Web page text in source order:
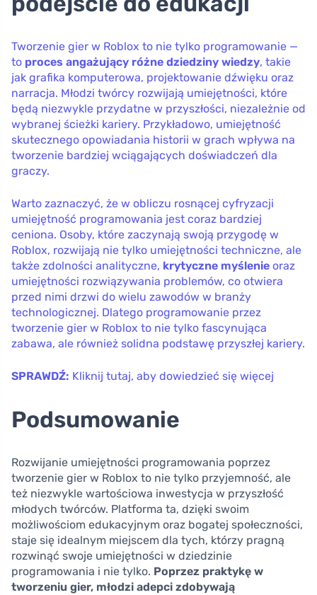
Tworzenie gier w Roblox to nie tylko programowanie —
to proces angażujący różne dziedziny wiedzy, takie
jak grafika komputerowa, projektowanie dźwięku oraz
narracja. Młodzi twórcy rozwijają umiejętności, które
będą niezwykle przydatne w przyszłości, niezależnie od
wybranej ścieżki kariery. Przykładowo, umiejętność
skutecznego opowiadania historii w grach wpływa na
tworzenie bardziej wciągających doświadczeń dla
graczy.
Warto zaznaczyć, że w obliczu rosnącej cyfryzacji
umiejętność programowania jest coraz bardziej
ceniona. Osoby, które zaczynają swoją przygodę w
Roblox, rozwijają nie tylko umiejętności techniczne, ale
także zdolności analityczne, krytyczne myślenie oraz
umiejętności rozwiązywania problemów, co otwiera
przed nimi drzwi do wielu zawodów w branży
technologicznej. Dlatego programowanie przez
tworzenie gier w Roblox to nie tylko fascynująca
zabawa, ale również solidna podstawę przyszłej kariery.
SPRAWDŹ: Kliknij tutaj, aby dowiedzieć się więcej
Podsumowanie
Rozwijanie umiejętności programowania poprzez
tworzenie gier w Roblox to nie tylko przyjemność, ale
też niezwykle wartościowa inwestycja w przyszłość
młodych twórców. Platforma ta, dzięki swoim
możliwościom edukacyjnym oraz bogatej społeczności,
staje się idealnym miejscem dla tych, którzy pragną
rozwinąć swoje umiejętności w dziedzinie
programowania i nie tylko. Poprzez praktykę w
tworzeniu gier, młodzi adepci zdobywają